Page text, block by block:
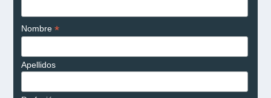
Nombre *
Apellidos